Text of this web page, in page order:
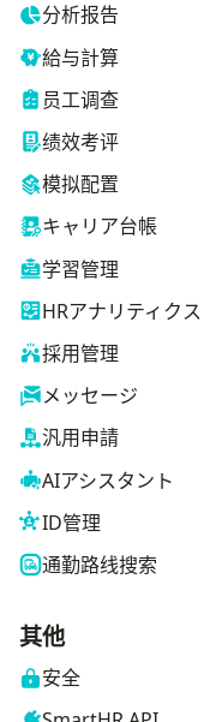
分析报告
給与計算
员工调查
绩效考评
模拟配置
キャリア台帳
学習管理
HRアナリティクス
採用管理
メッセージ
汎用申請
AIアシスタント
ID管理
通勤路线搜索
其他
安全